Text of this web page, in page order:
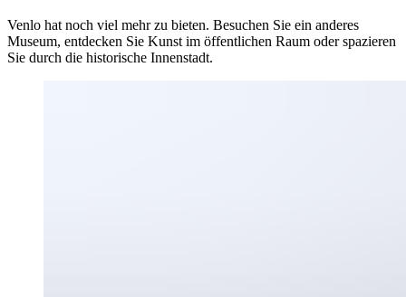
Venlo hat noch viel mehr zu bieten. Besuchen Sie ein anderes
Museum, entdecken Sie Kunst im öffentlichen Raum oder spazieren
Sie durch die historische Innenstadt.